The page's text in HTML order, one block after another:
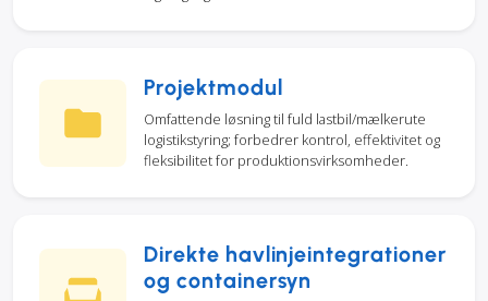
Projektmodul
Omfattende løsning til fuld lastbil/mælkerute
logistikstyring; forbedrer kontrol, effektivitet og
fleksibilitet for produktionsvirksomheder.
Direkte havlinjeintegrationer
og containersyn